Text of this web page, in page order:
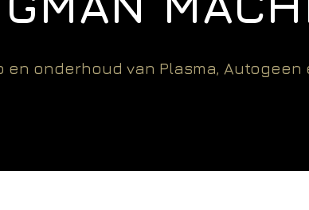
onderhoud van Plasma, Autogeen